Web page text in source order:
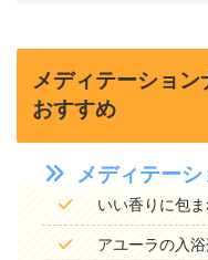
メディテーショ
おすすめ
メディテー
いい香りに包
アユーラの入